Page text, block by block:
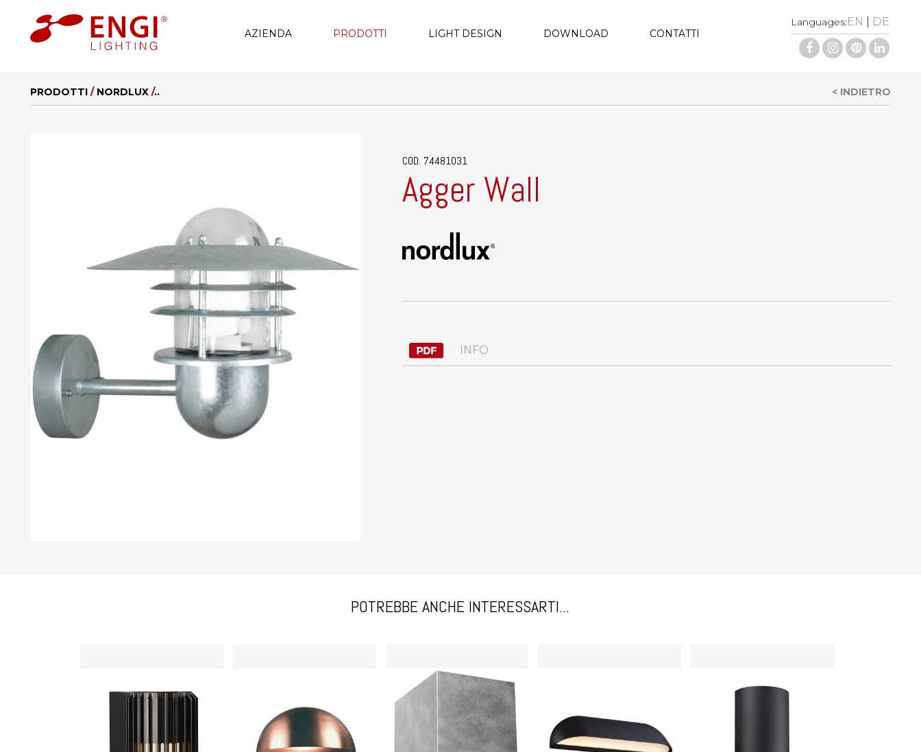
AZIENDA PRODOTTI LIGHT DESIGN DOWNLOAD CONTATTI
Languages:EN DE
PRODOTTI / NORDLUX /.. < INDIETRO
COD. 74481031
Agger Wall
INFO
POTREBBE ANCHE INTERESSARTI...